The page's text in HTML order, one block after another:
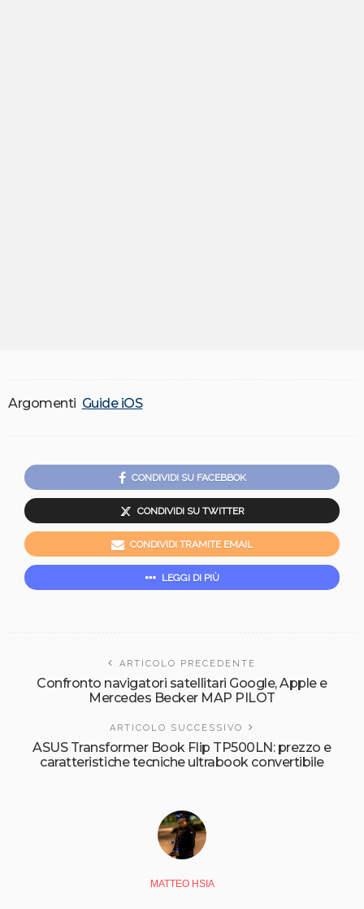
Argomenti Guide iOS
CONDIVIDI SU FACEBBOK
CONDIVIDI SU TWITTER
CONDIVIDI TRAMITE EMAIL
LEGGI DI PIÙ
ARTICOLO PRECEDENTE
Confronto navigatori satellitari Google, Apple e
Mercedes Becker MAP PILOT
ARTICOLO SUCCESSIVO
ASUS Transformer Book Flip TP500LN: prezzo e
caratteristiche tecniche ultrabook convertibile
MATTEO HSIA